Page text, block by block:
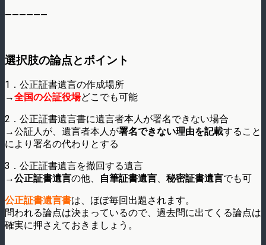
——————
選択肢の論点とポイント
1．公正証書遺言の作成場所
→全国の公証役場どこでも可能
2．公正証書遺言書に遺言者本人が署名できない場合
→公証人が、遺言者本人が署名できない理由を記載すること
により署名の代わりとする
3．公正証書遺言を撤回する遺言
→公正証書遺言の他、 自筆証書遺言、 秘密証書遺言でも可
公正証書遺言書は、ほぼ毎回出題されます。
問われる論点は決まっているので、過去問に出てくる論点は
確実に押さえておきましょう。